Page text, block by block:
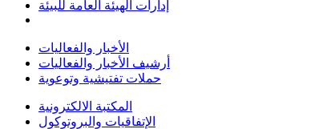
إدارات الهيئة العامة للبيئة
الأخبار والفعاليات
أرشيف الأخبار والفعاليات
حملات تفتيشية وتوعوية
المكتبة الالكترونية
الإتفاقيات والبروتوكول